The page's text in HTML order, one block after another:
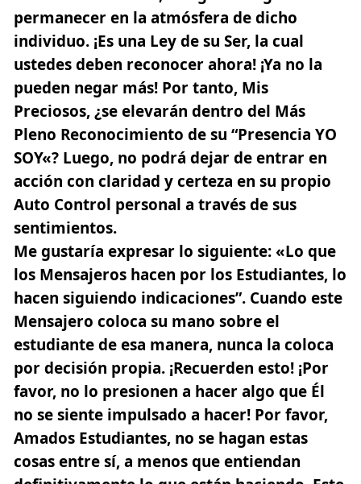
permanecer en la atmósfera de dicho
individuo. ¡Es una Ley de su Ser, la cual
ustedes deben reconocer ahora! ¡Ya no la
pueden negar más! Por tanto, Mis
Preciosos, ¿se elevarán dentro del Más
Pleno Reconocimiento de su “Presencia YO
SOY«? Luego, no podrá dejar de entrar en
acción con claridad y certeza en su propio
Auto Control personal a través de sus
sentimientos.
Me gustaría expresar lo siguiente: «Lo que
los Mensajeros hacen por los Estudiantes, lo
hacen siguiendo indicaciones”. Cuando este
Mensajero coloca su mano sobre el
estudiante de esa manera, nunca la coloca
por decisión propia. ¡Recuerden esto! ¡Por
favor, no lo presionen a hacer algo que Él
no se siente impulsado a hacer! Por favor,
Amados Estudiantes, no se hagan estas
cosas entre sí, a menos que entiendan